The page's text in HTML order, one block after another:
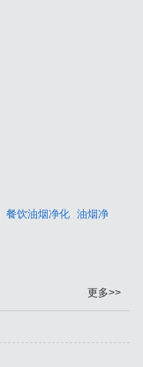
餐饮油烟净化 油烟净
更多>>